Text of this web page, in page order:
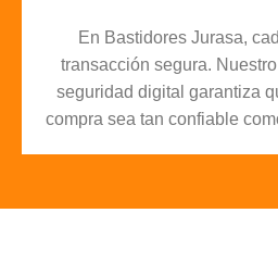
En Bastidores Jurasa,
transacción segura.
seguridad digital garantiza
compra sea tan confiable